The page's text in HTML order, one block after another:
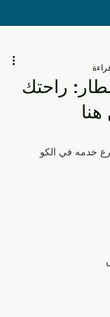
خدمه في الكو
راحتك